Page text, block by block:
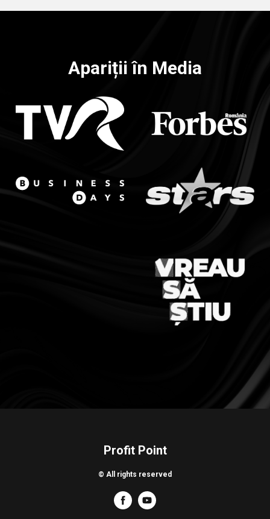
Apariții în Media
Profit Point
© All rights reserved